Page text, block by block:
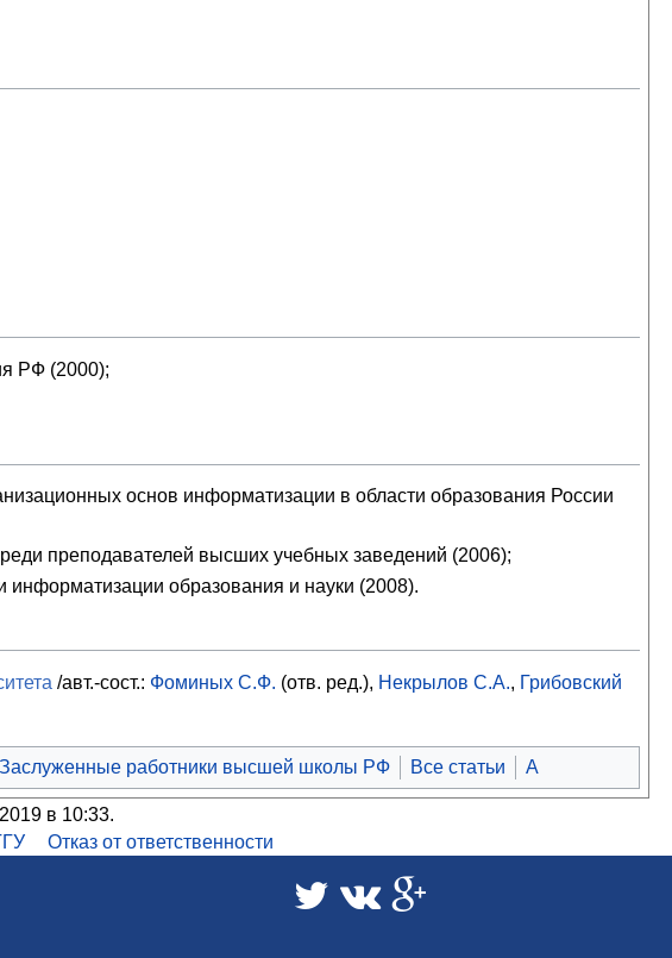
РФ (2000);
основ информатизации в области образования России
преподавателей высших учебных заведений (2006);
информатизации образования и науки (2008).
/авт.-сост.: Фоминых С.Ф. (отв. ред.), Некрылов С.А., Грибовский
Заслуженные работники высшей школы РФ Все статьи А
в 10:33.
Отказ от ответственности